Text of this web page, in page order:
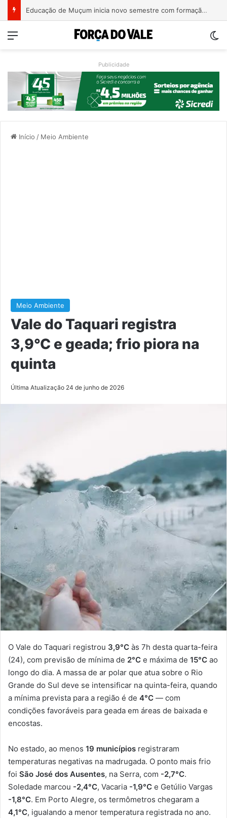
Educação de Muçum inicia novo semestre com formação e alinhamento das equipes
Menu
Publicidade
Início / Meio Ambiente
Meio Ambiente
Vale do Taquari registra
3,9°C e geada; frio piora na
quinta
Última Atualização 24 de junho de 2026
O Vale do Taquari registrou 3,9°C às 7h desta quarta-feira
(24), com previsão de mínima de 2°C e máxima de 15°C ao
longo do dia. A massa de ar polar que atua sobre o Rio
Grande do Sul deve se intensificar na quinta-feira, quando
a mínima prevista para a região é de 4°C — com
condições favoráveis para geada em áreas de baixada e
encostas.
No estado, ao menos 19 municípios registraram
temperaturas negativas na madrugada. O ponto mais frio
foi São José dos Ausentes, na Serra, com -2,7°C.
Soledade marcou -2,4°C, Vacaria -1,9°C e Getúlio Vargas
-1,8°C. Em Porto Alegre, os termômetros chegaram a
4,1°C, igualando a menor temperatura registrada no ano.